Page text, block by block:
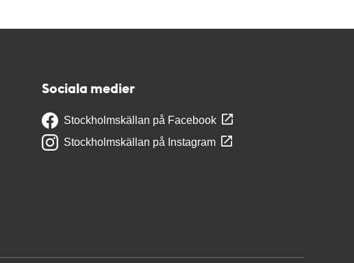
Sociala medier
Stockholmskällan på Facebook
Stockholmskällan på Instagram